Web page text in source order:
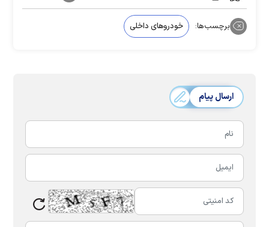
برچسب‌ها: خودروهای داخلی
ارسال پیام